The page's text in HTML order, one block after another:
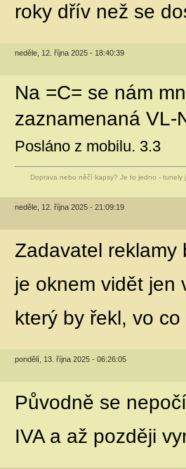
roky dřív než se
neděle, 12. října 2025 - 18:40:39
Na =C= se nám
zaznamenaná VL-
Posláno z mobilu. 3.3
Doprava nebo něčí kapsy? Je to jedno - tunely
neděle, 12. října 2025 - 21:09:19
Zadavatel reklamy
je oknem vidět jen
který by řekl, vo
pondělí, 13. října 2025 - 06:26:05
Původně se
IVA a až později